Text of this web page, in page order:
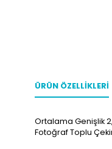
ÜRÜN ÖZELLIKLERI
Ortalama Genişlik
Fotoğraf Toplu